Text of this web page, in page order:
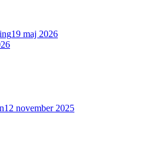
19 maj 2026
12 november 2025